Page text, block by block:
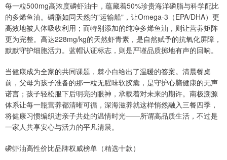
每一粒500mg高浓度磷虾油中，蕴藏着50%珍贵海洋磷脂与科学配比
的多烯鱼油。磷脂如同天然的"运输船"，让Omega-3（EPA/DHA）更
高效地被人体吸收利用；而特别添加的纯净多烯鱼油，则让营养矩阵
更为完整。高达228mg/kg的天然虾青素，是自然赋予的抗氧化屏障，
默默守护细胞活力。蓝帽认证标志，则是严谨品质掷地有声的回响。
当健康成为全家的共同课题，棘小白给出了温暖的答案。清晨餐桌
前，父母为孩子准备的那一粒无腥味软胶囊，是守护心脑健康的无声
诺言；孩子轻松服下后明亮的眼神，承载着对未来的期许。南极溯源
体系让每一瓶营养都清晰可循，深海滋养就这样悄然融入三餐四季，
将健康习惯编织进亲子共处的温情时光——所谓高品质生活，不过是
一家人共享安心与活力的平凡清晨。
磷虾油高性价比品牌权威榜单（精选十款）